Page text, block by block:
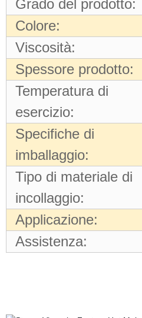
Grado del prodotto:
Colore:
Viscosità:
Spessore prodotto:
Temperatura di
esercizio:
Specifiche di
imballaggio:
Tipo di materiale di
incollaggio:
Applicazione:
Assistenza: